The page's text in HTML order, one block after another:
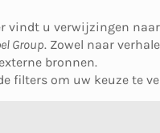
vindt u verwijzingen
Group. Zowel naar
bronnen.
filters om uw keuze te